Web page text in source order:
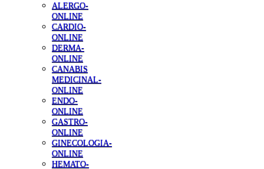
ALERGO-
ONLINE
CARDIO-
ONLINE
DERMA-
ONLINE
CANABIS
MEDICINAL-
ONLINE
ENDO-
ONLINE
GASTRO-
ONLINE
GINECOLOGIA-
ONLINE
HEMATO-